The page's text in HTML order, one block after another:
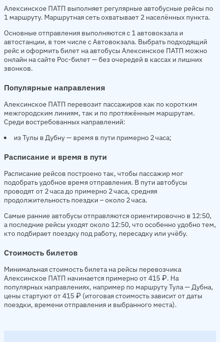
Алексинское ПАТП выполняет регулярные автобусные рейсы по
1 маршруту. Маршрутная сеть охватывает 2 населённых пункта.
Основные отправления выполняются с 1 автовокзала и
автостанции, в том числе с Автовокзала. Выбрать подходящий
рейс и оформить билет на автобусы Алексинское ПАТП можно
онлайн на сайте Рос-билет — без очередей в кассах и лишних
звонков.
Популярные направления
Алексинское ПАТП перевозит пассажиров как по коротким
межгородским линиям, так и по протяжённым маршрутам.
Среди востребованных направлений:
из Тулы в Дубну — время в пути примерно 2 часа;
Расписание и время в пути
Расписание рейсов построено так, чтобы пассажир мог
подобрать удобное время отправления. В пути автобусы
проводят от 2 часа до примерно 2 часа, средняя
продолжительность поездки – около 2 часа.
Самые ранние автобусы отправляются ориентировочно в 12:50,
а последние рейсы уходят около 12:50, что особенно удобно тем,
кто подбирает поездку под работу, пересадку или учёбу.
Стоимость билетов
Минимальная стоимость билета на рейсы перевозчика
Алексинское ПАТП начинается примерно от 415 ₽. На
популярных направлениях, например по маршруту Тула — Дубна,
цены стартуют от 415 ₽ (итоговая стоимость зависит от даты
поездки, времени отправления и выбранного места).